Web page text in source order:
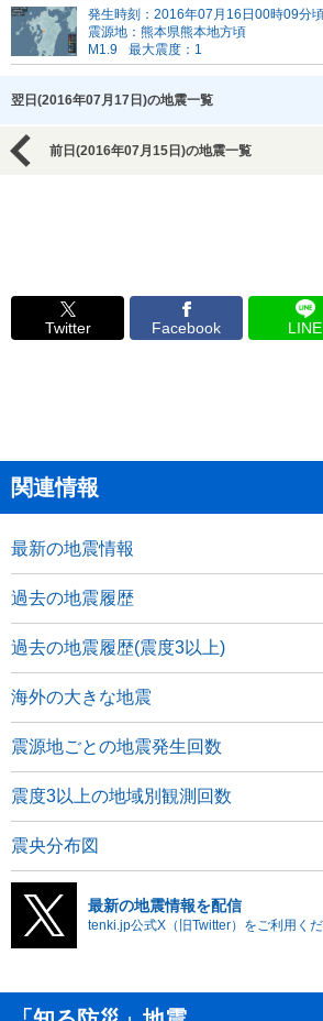
発生時刻：2016年07月16日00時09分
震源地：熊本県熊本地方頃
M1.9
最大震度：1
翌日(2016年07月17日)の地震一覧
前日(2016年07月15日)の地震一覧
Twitter Facebook LINE
関連情報
最新の地震情報
過去の地震履歴
過去の地震履歴(震度3以上)
海外の大きな地震
震源地ごとの地震発生回数
震度3以上の地域別観測回数
震央分布図
最新の地震情報を配信
tenki.jp公式X（旧Twitter）をご利用くだ